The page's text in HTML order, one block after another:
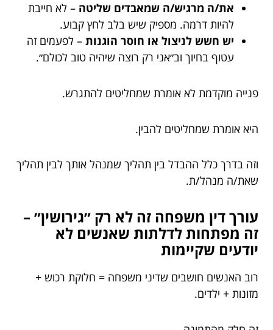
את/ה מרגיש/ה שמאבדים שליטה – לא חייבת
להיות דרמה. מספיק שיש בלב לחץ קבוע.
יש חשש לניצול או חוסר הוגנות – לפעמים זה
עטוף בחיוך וב״אני רק רוצה שיהיה טוב לכולם״.
פנייה מוקדמת לא אומרת שמחליטים להתגרש.
היא אומרת שמחליטים להבין.
וזה בדרך כלל ההבדל בין תהליך שמנהל אותך לבין תהליך
שאת/ה מנהל/ת.
עורך דין משפחה זה לא רק ״גירושין״ –
זה מפתחות לדלתות שאנשים לא
יודעים שקיימות
רוב האנשים חושבים שדיני משפחה = חלוקת רכוש +
מזונות + ילדים.